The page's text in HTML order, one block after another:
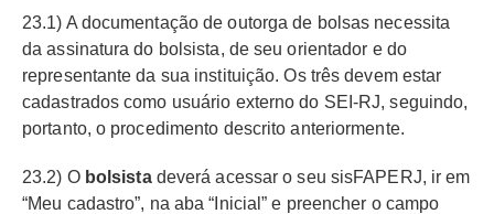
23.1) A documentação de outorga de bolsas necessita
da assinatura do bolsista, de seu orientador e do
representante da sua instituição. Os três devem estar
cadastrados como usuário externo do SEI-RJ, seguindo,
portanto, o procedimento descrito anteriormente.
23.2) O bolsistadeverá acessar o seu sisFAPERJ, ir em
“Meu cadastro”, na aba “Inicial” e preencher o campo